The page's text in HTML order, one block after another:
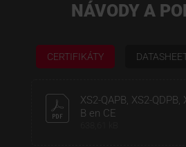
NÁVODY A
CERTIFIKÁTY
XS2-QAPB, XS2-QDPB,
B en CE